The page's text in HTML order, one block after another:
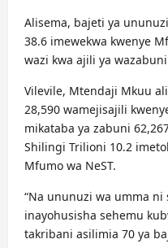
Alisema, bajeti ya
38.6 imewekwa kwenye
wazi kwa ajili ya
Vilevile, Mtendaji Mkuu
28,590 wamejisajili
mikataba ya zabuni
Shilingi Trilioni 10.2
Mfumo wa NeST.
“Na ununuzi wa umma
inayohusisha sehemu
takribani asilimia 70 ya